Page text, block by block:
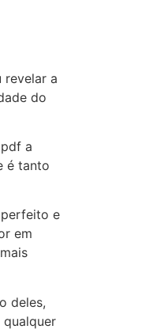
revelar a
do
a
é tanto
e
em
deles,